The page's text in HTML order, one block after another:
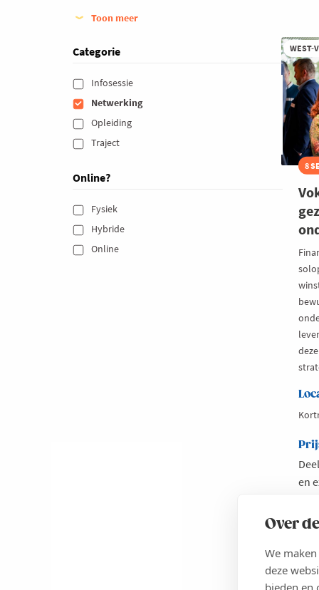
Over
We
deze
bieden en
Toon meer
Categorie
Infosessie
Netwerking
Opleiding
Traject
Online?
Fysiek
Hybride
Online
WEST-
8
en